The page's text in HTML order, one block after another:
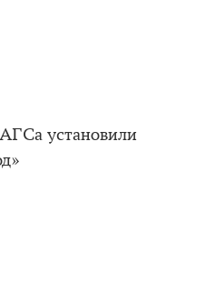
установили